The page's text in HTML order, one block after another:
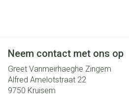
Neem contact met ons op
Greet Vanmeirhaeghe Zingem
Alfred Amelotstraat 22
9750 Kruisem